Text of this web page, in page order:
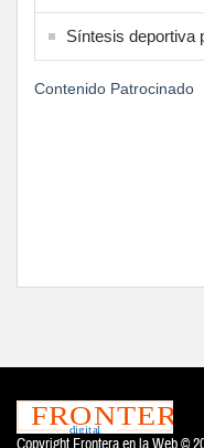
Síntesis deportiva
Contenido Patrocinado